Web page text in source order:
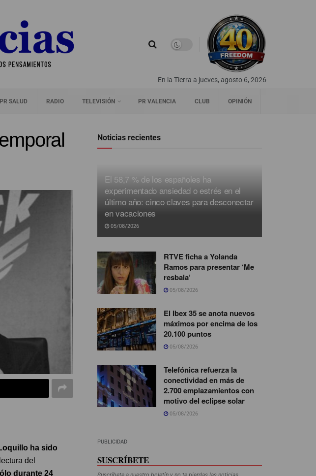
En la Tierra a jueves, agosto 6, 2026
PR SALUD RADIO TELEVISIÓN PR VALENCIA CLUB OPINIÓN
ha sido
del
durante 24
Noticias recientes
El 58,7 % de los españoles ha
experimentado ansiedad o estrés en el
último año: cinco claves para desconectar
en vacaciones
05/08/2026
RTVE ficha a Yolanda
Ramos para presentar ‘Me
resbala’
05/08/2026
El Ibex 35 se anota nuevos
máximos por encima de los
20.100 puntos
05/08/2026
Telefónica refuerza la
conectividad en más de
2.700 emplazamientos con
motivo del eclipse solar
05/08/2026
PUBLICIDAD
SUSCRÍBETE